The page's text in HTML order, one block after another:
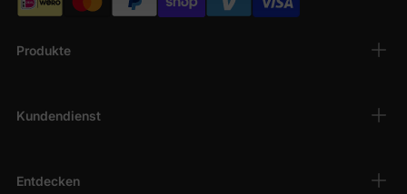
Produkte
Kundendienst
Entdecken